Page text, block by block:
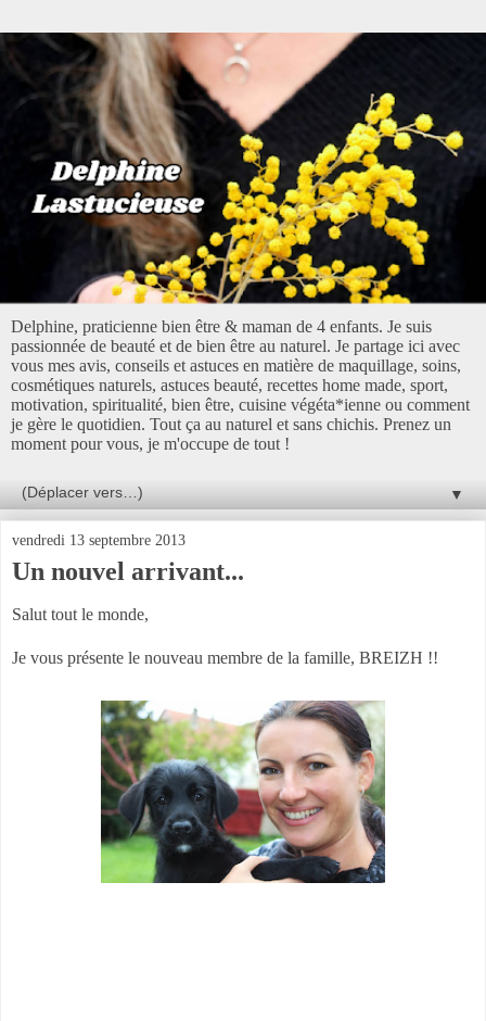
Delphine, praticienne bien être & maman de 4 enfants. Je suis
passionnée de beauté et de bien être au naturel. Je partage ici avec
vous mes avis, conseils et astuces en matière de maquillage, soins,
cosmétiques naturels, astuces beauté, recettes home made, sport,
motivation, spiritualité, bien être, cuisine végéta*ienne ou comment
je gère le quotidien. Tout ça au naturel et sans chichis. Prenez un
moment pour vous, je m'occupe de tout !
▼
vendredi 13 septembre 2013
Un nouvel arrivant...
Salut tout le monde,
Je vous présente le nouveau membre de la famille, BREIZH !!